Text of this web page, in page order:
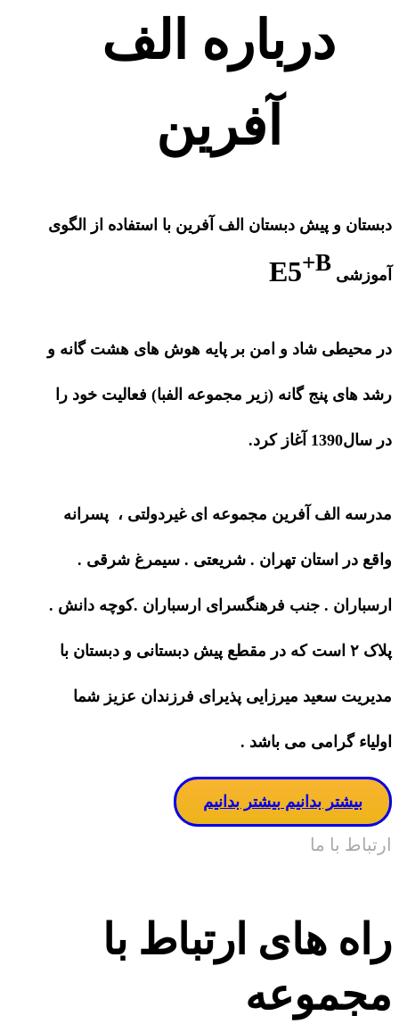
درباره الف
آفرین
دبستان و پیش دبستان الف آفرین با استفاده از الگوی
آموزشی E5+B
در محیطی شاد و امن بر پایه هوش های هشت گانه و
رشد های پنج گانه (زیر مجموعه الفبا) فعالیت خود را
در سال1390 آغاز کرد.
مدرسه الف آفرین مجموعه ای غیردولتی ، پسرانه
واقع در استان تهران . شریعتی . سیمرغ شرقی .
ارسباران . جنب فرهنگسرای ارسباران .کوچه دانش .
پلاک ۲ است که در مقطع پیش دبستانی و دبستان با
مدیریت سعید میرزایی پذیرای فرزندان عزیز شما
اولیاء گرامی می باشد .
بیشتر بدانیم بیشتر بدانیم
ارتباط با ما
راه های ارتباط با
مجموعه